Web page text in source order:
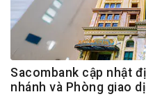
Sacombank cập nhật
nhánh và Phòng giao